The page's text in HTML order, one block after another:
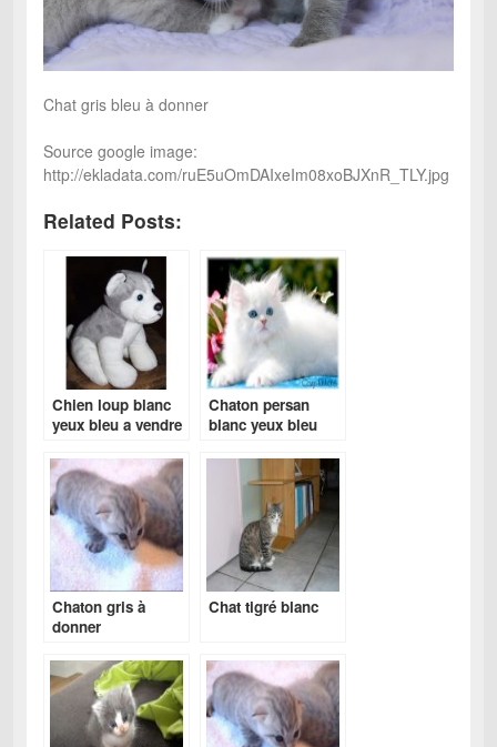
Chat gris bleu à donner
Source google image:
http://ekladata.com/ruE5uOmDAIxeIm08xoBJXnR_TLY.jpg
Related Posts:
Chien loup blanc
yeux bleu a vendre
Chaton persan
blanc yeux bleu
Chaton gris à
donner
Chat tigré blanc